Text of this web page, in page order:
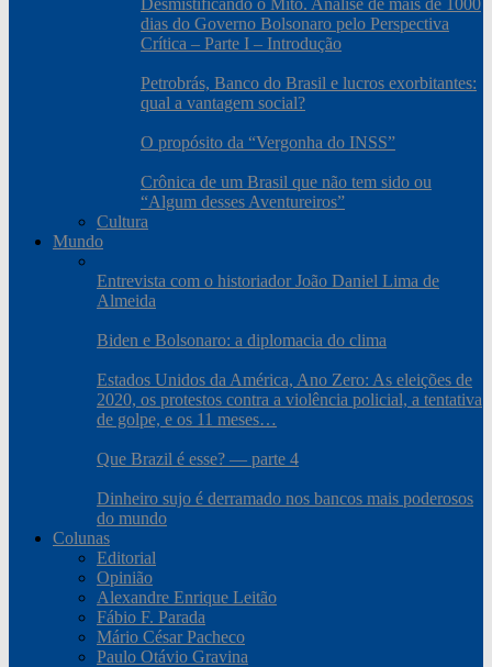
Desmistificando o Mito. Análise de mais de 1000
dias do Governo Bolsonaro pelo Perspectiva
Crítica – Parte I – Introdução
Petrobrás, Banco do Brasil e lucros exorbitantes:
qual a vantagem social?
O propósito da “Vergonha do INSS”
Crônica de um Brasil que não tem sido ou
“Algum desses Aventureiros”
Cultura
Mundo
Entrevista com o historiador João Daniel Lima de
Almeida
Biden e Bolsonaro: a diplomacia do clima
Estados Unidos da América, Ano Zero: As eleições de
2020, os protestos contra a violência policial, a tentativa
de golpe, e os 11 meses…
Que Brazil é esse? — parte 4
Dinheiro sujo é derramado nos bancos mais poderosos
do mundo
Colunas
Editorial
Opinião
Alexandre Enrique Leitão
Fábio F. Parada
Mário César Pacheco
Paulo Otávio Gravina